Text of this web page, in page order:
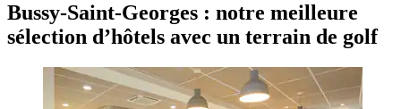
Bussy-Saint-Georges : notre meilleure
sélection d’hôtels avec un terrain de golf